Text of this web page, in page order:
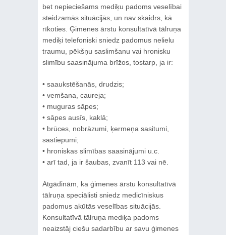
bet nepieciešams mediķu padoms veselībai
steidzamās situācijās, un nav skaidrs, kā
rīkoties. Ģimenes ārstu konsultatīvā tālruņa
mediķi telefoniski sniedz padomus nelielu
traumu, pēkšņu saslimšanu vai hronisku
slimību saasinājuma brīžos, tostarp, ja ir:
• saaukstēšanās, drudzis;
• vemšana, caureja;
• muguras sāpes;
• sāpes ausīs, kaklā;
• brūces, nobrāzumi, ķermeņa sasitumi,
sastiepumi;
• hroniskas slimības saasinājumi u.c.
• arī tad, ja ir šaubas, zvanīt 113 vai nē.
Atgādinām, ka ģimenes ārstu konsultatīvā
tālruņa speciālisti sniedz medicīniskus
padomus akūtās veselības situācijās.
Konsultatīvā tālruņa mediķa padoms
neaizstāj ciešu sadarbību ar savu ģimenes